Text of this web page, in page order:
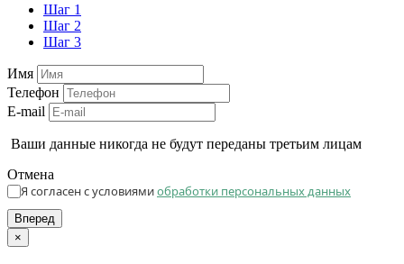
Шаг 1
Шаг 2
Шаг 3
Имя
Телефон
E-mail
Ваши данные никогда не будут переданы третьим лицам
Отмена
Я согласен с условиямиобработки персональных данных
Вперед
×